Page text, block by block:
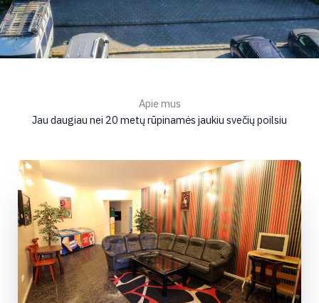
Apie mus
Jau daugiau nei 20 metų rūpinamės jaukiu svečių poilsiu